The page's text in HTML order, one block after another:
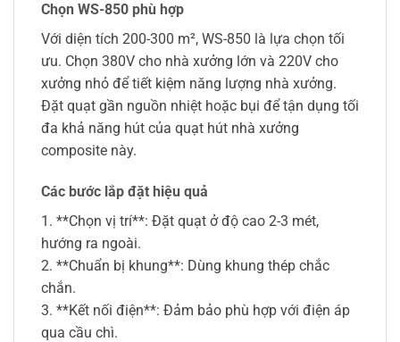
Chọn WS-850 phù hợp
Với diện tích 200-300 m², WS-850 là lựa chọn tối
ưu. Chọn 380V cho nhà xưởng lớn và 220V cho
xưởng nhỏ để tiết kiệm năng lượng nhà xưởng.
Đặt quạt gần nguồn nhiệt hoặc bụi để tận dụng tối
đa khả năng hút của quạt hút nhà xưởng
composite này.
Các bước lắp đặt hiệu quả
1. **Chọn vị trí**: Đặt quạt ở độ cao 2-3 mét,
hướng ra ngoài.
2. **Chuẩn bị khung**: Dùng khung thép chắc
chắn.
3. **Kết nối điện**: Đảm bảo phù hợp với điện áp
qua cầu chì.